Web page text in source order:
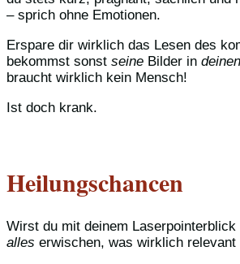
– sprich ohne Emotionen.
Erspare dir wirklich das Lesen des
bekommst sonst seine Bilder in deinen
braucht wirklich kein Mensch!
Ist doch krank.
Heilungschancen
Wirst du mit deinem
alles erwischen, was wirklich relevant